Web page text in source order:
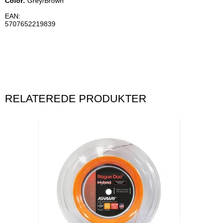
EAN:
5707652219839
RELATEREDE PRODUKTER